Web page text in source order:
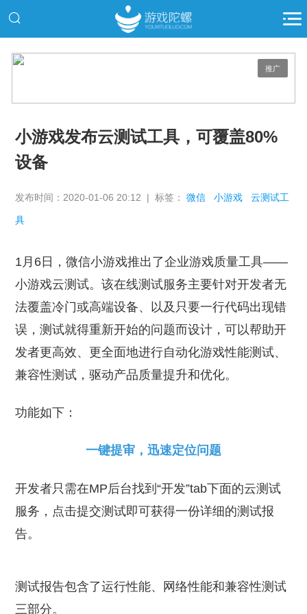
推广
小游戏发布云测试工具，可覆盖80%
设备
发布时间：2020-01-06 20:12 | 标签：微信 小游戏 云测试工
具
1月6日，微信小游戏推出了企业游戏质量工具——
小游戏云测试。该在线测试服务主要针对开发者无
法覆盖冷门或高端设备、以及只要一行代码出现错
误，测试就得重新开始的问题而设计，可以帮助开
发者更高效、更全面地进行自动化游戏性能测试、
兼容性测试，驱动产品质量提升和优化。
功能如下：
一键提审，迅速定位问题
开发者只需在MP后台找到“开发”tab下面的云测试
服务，点击提交测试即可获得一份详细的测试报
告。
测试报告包含了运行性能、网络性能和兼容性测试
三部分。